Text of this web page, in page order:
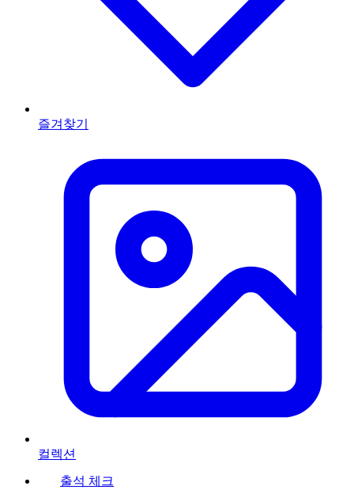
즐겨찾기
컬렉션
출석 체크